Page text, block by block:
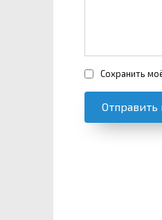
Сохранить